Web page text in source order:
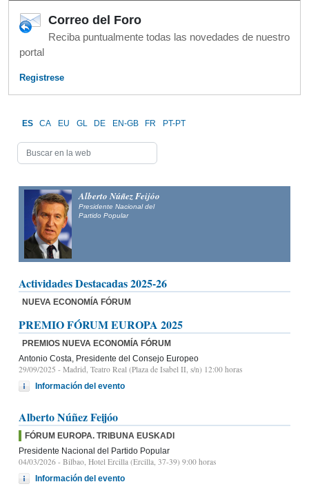
Correo del Foro
Reciba puntualmente todas las novedades de nuestro
portal
Registrese
ES CA EU GL DE EN-GB FR PT-PT
Alfonso Fernández
Mañueco
Presidente del Partido Popular de Castilla y León y candidato
a la Presidencia de la Junta de Castilla y León
Actividades Destacadas 2025-26
NUEVA ECONOMÍA FÓRUM
PREMIO FÓRUM EUROPA 2025
PREMIOS NUEVA ECONOMÍA FÓRUM
Antonio Costa, Presidente del Consejo Europeo
29/09/2025 - Madrid, Teatro Real (Plaza de Isabel II, s/n) 12:00 horas
Información del evento
Alberto Núñez Feijóo
FÓRUM EUROPA. TRIBUNA EUSKADI
Presidente Nacional del Partido Popular
04/03/2026 - Bilbao, Hotel Ercilla (Ercilla, 37-39) 9:00 horas
Información del evento